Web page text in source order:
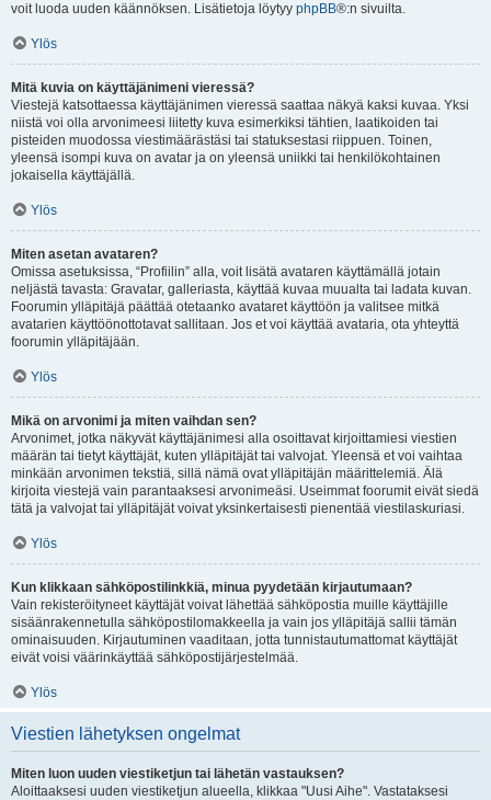
voit luoda uuden käännöksen. Lisätietoja löytyy phpBB®:n sivuilta.
Ylös
Mitä kuvia on käyttäjänimeni vieressä?
Viestejä katsottaessa käyttäjänimen vieressä saattaa näkyä kaksi kuvaa. Yksi
niistä voi olla arvonimeesi liitetty kuva esimerkiksi tähtien, laatikoiden tai
pisteiden muodossa viestimäärästäsi tai statuksestasi riippuen. Toinen,
yleensä isompi kuva on avatar ja on yleensä uniikki tai henkilökohtainen
jokaisella käyttäjällä.
Ylös
Miten asetan avataren?
Omissa asetuksissa, “Profiilin” alla, voit lisätä avataren käyttämällä jotain
neljästä tavasta: Gravatar, galleriasta, käyttää kuvaa muualta tai ladata kuvan.
Foorumin ylläpitäjä päättää otetaanko avataret käyttöön ja valitsee mitkä
avatarien käyttöönottotavat sallitaan. Jos et voi käyttää avataria, ota yhteyttä
foorumin ylläpitäjään.
Ylös
Mikä on arvonimi ja miten vaihdan sen?
Arvonimet, jotka näkyvät käyttäjänimesi alla osoittavat kirjoittamiesi viestien
määrän tai tietyt käyttäjät, kuten ylläpitäjät tai valvojat. Yleensä et voi vaihtaa
minkään arvonimen tekstiä, sillä nämä ovat ylläpitäjän määrittelemiä. Älä
kirjoita viestejä vain parantaaksesi arvonimeäsi. Useimmat foorumit eivät siedä
tätä ja valvojat tai ylläpitäjät voivat yksinkertaisesti pienentää viestilaskuriasi.
Ylös
Kun klikkaan sähköpostilinkkiä, minua pyydetään kirjautumaan?
Vain rekisteröityneet käyttäjät voivat lähettää sähköpostia muille käyttäjille
sisäänrakennetulla sähköpostilomakkeella ja vain jos ylläpitäjä sallii tämän
ominaisuuden. Kirjautuminen vaaditaan, jotta tunnistautumattomat käyttäjät
eivät voisi väärinkäyttää sähköpostijärjestelmää.
Ylös
Viestien lähetyksen ongelmat
Miten luon uuden viestiketjun tai lähetän vastauksen?
Aloittaaksesi uuden viestiketjun alueella, klikkaa "Uusi Aihe". Vastataksesi